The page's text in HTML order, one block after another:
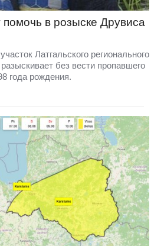
в розыске Друвиса
Латгальского регионального
без вести пропавшего
года рождения.